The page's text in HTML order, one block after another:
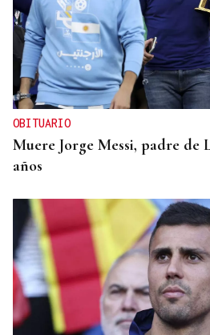
OBITUARIO
Muere Jorge Messi, padre de
años